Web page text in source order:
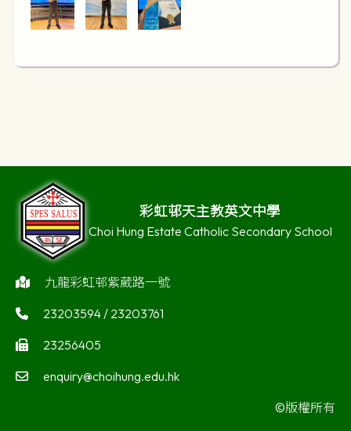
彩虹邨天主教英文中學
Choi Hung Estate Catholic Secondary School
九龍彩虹邨紫葳路一號
23203594 / 23203761
23256405
enquiry@choihung.edu.hk
©版權所有